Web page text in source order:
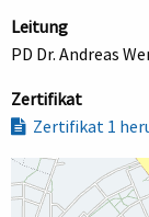
Leitung
PD Dr. Andreas
Zertifikat
Zertifikat 1